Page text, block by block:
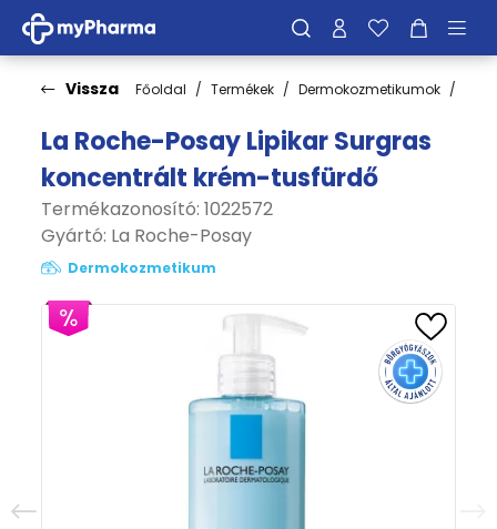
Vissza Főoldal Termékek Dermokozmetikumok
La Roche-Posay Lipikar Surgras
koncentrált krém-tusfürdő
Termékazonosító: 1022572
Gyártó: La Roche-Posay
Dermokozmetikum